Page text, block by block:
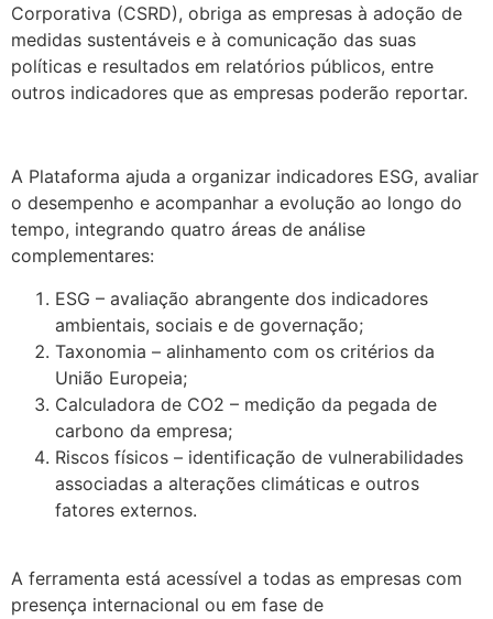
Corporativa (CSRD), obriga as empresas à adoção de
medidas sustentáveis e à comunicação das suas
políticas e resultados em relatórios públicos, entre
outros indicadores que as empresas poderão reportar.
A Plataforma ajuda a organizar indicadores ESG, avaliar
o desempenho e acompanhar a evolução ao longo do
tempo, integrando quatro áreas de análise
complementares:
ESG – avaliação abrangente dos indicadores
ambientais, sociais e de governação;
Taxonomia – alinhamento com os critérios da
União Europeia;
Calculadora de CO2 – medição da pegada de
carbono da empresa;
Riscos físicos – identificação de vulnerabilidades
associadas a alterações climáticas e outros
fatores externos.
A ferramenta está acessível a todas as empresas com
presença internacional ou em fase de